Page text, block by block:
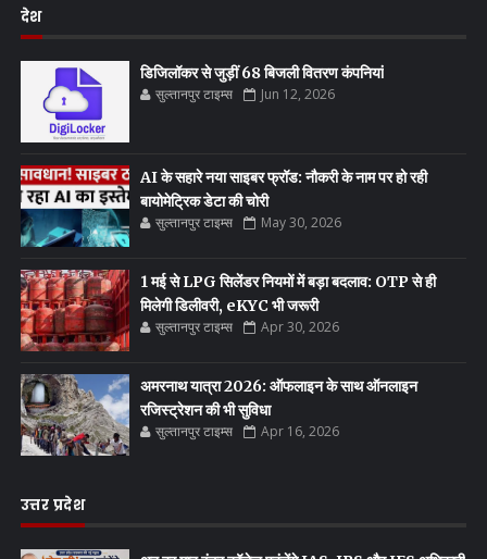
देश
डिजिलॉकर से जुड़ीं 68 बिजली वितरण कंपनियां
सुल्तानपुर टाइम्स Jun 12, 2026
AI के सहारे नया साइबर फ्रॉड: नौकरी के नाम पर हो रही
बायोमेट्रिक डेटा की चोरी
सुल्तानपुर टाइम्स May 30, 2026
1 मई से LPG सिलेंडर नियमों में बड़ा बदलाव: OTP से ही
मिलेगी डिलीवरी, eKYC भी जरूरी
सुल्तानपुर टाइम्स Apr 30, 2026
अमरनाथ यात्रा 2026: ऑफलाइन के साथ ऑनलाइन
रजिस्ट्रेशन की भी सुविधा
सुल्तानपुर टाइम्स Apr 16, 2026
उत्तर प्रदेश